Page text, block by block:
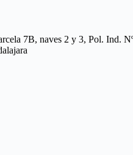
7B, naves 2 y 3, Pol. Ind.